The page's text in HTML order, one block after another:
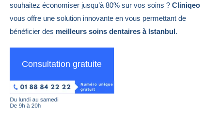
souhaitez économiser jusqu’à 80% sur vos soins ? Cliniqeo
vous offre une solution innovante en vous permettant de
bénéficier des meilleurs soins dentaires à Istanbul.
Consultation gratuite